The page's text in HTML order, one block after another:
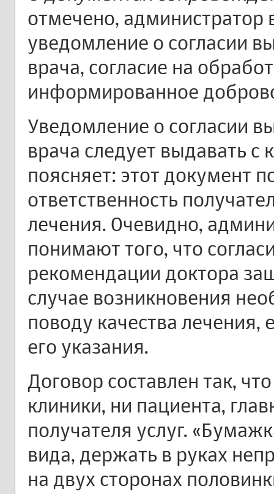
отмечено, администратор
уведомление о согласии
врача, согласие на
информированное
Уведомление о согласии
врача следует выдавать
поясняет: этот документ
ответственность
лечения. Очевидно,
понимают того, что
рекомендации доктора
случае возникновения
поводу качества лечения,
его указания.
Договор составлен так,
клиники, ни пациента,
получателя услуг.
вида, держать в руках
на двух сторонах